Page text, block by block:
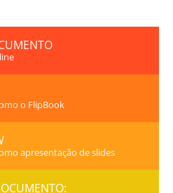
o FlipBook
apresentação de slides